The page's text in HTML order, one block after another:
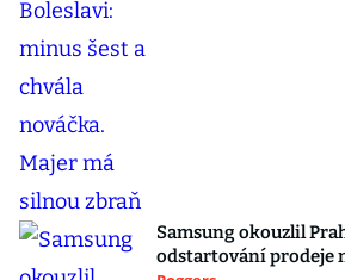
Samsung okouzlil
odstartování prodeje